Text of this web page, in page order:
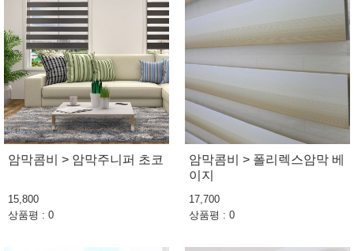
암막콤비 > 암막주니퍼 초코
15,800
상품평 : 0
암막콤비 > 폴리렉스암막 베
이지
17,700
상품평 : 0